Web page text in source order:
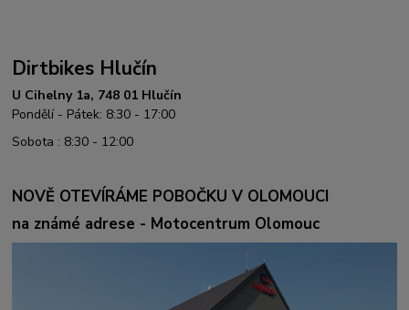
Dirtbikes Hlučín
U Cihelny 1a, 748 01 Hlučín
Pondělí - Pátek: 8:30 - 17:00
Sobota : 8:30 - 12:00
NOVĚ OTEVÍRÁME POBOČKU V OLOMOUCI
na známé adrese - Motocentrum Olomouc